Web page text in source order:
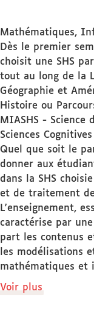
Mathématiques,
Dès le premier
choisit une SHS
tout au long de la
Géographie et
Histoire ou
MIASHS - Science
Sciences
Quel que soit le
donner aux
dans la SHS
et de traitement
L'enseignement,
caractérise par
part les contenus
les modélisations
mathématiques et
Voir plus